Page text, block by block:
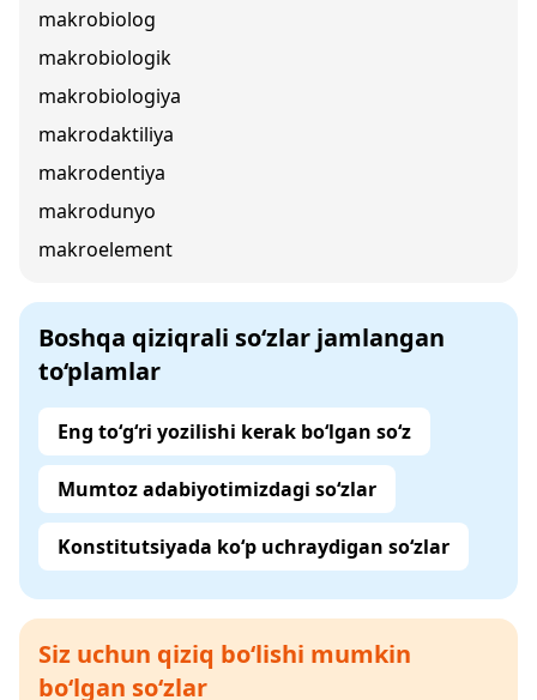
makrobiolog
makrobiologik
makrobiologiya
makrodaktiliya
makrodentiya
makrodunyo
makroelement
Boshqa qiziqrali so‘zlar jamlangan
to‘plamlar
Eng to‘g‘ri yozilishi kerak bo‘lgan so‘z
Mumtoz adabiyotimizdagi so‘zlar
Konstitutsiyada ko‘p uchraydigan so‘zlar
Siz uchun qiziq bo‘lishi mumkin
bo‘lgan so‘zlar